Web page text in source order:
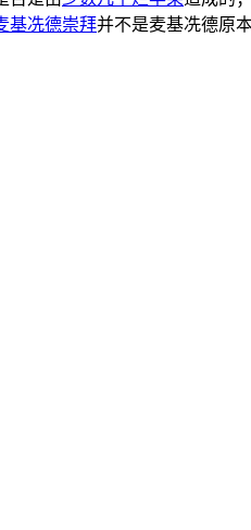
基冼德崇拜并不是麦基冼德原